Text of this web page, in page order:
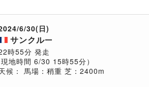
6/30(日)
サンクルー
時55分 発走
現地時間 6/30 15時55分）
候：
馬場：稍重 芝：2400m